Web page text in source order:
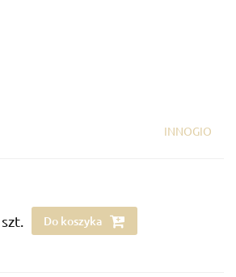
INNOGIO
szt. Do koszyka